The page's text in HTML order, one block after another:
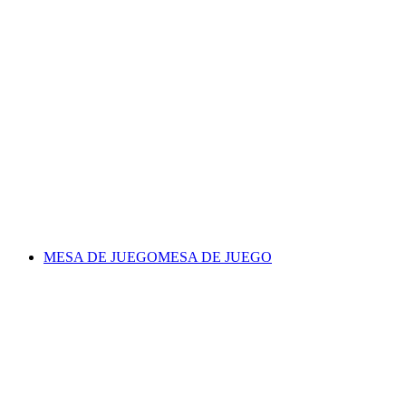
MESA DE JUEGOMESA DE JUEGO